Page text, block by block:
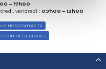
– 17h00
vendredi : 09h00 – 12h00
NOS CONTACTS
DES COOKIES